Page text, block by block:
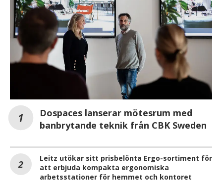
Dospaces lanserar mötesrum med
banbrytande teknik från CBK Sweden
Leitz utökar sitt prisbelönta Ergo-sortiment för
att erbjuda kompakta ergonomiska
arbetsstationer för hemmet och kontoret